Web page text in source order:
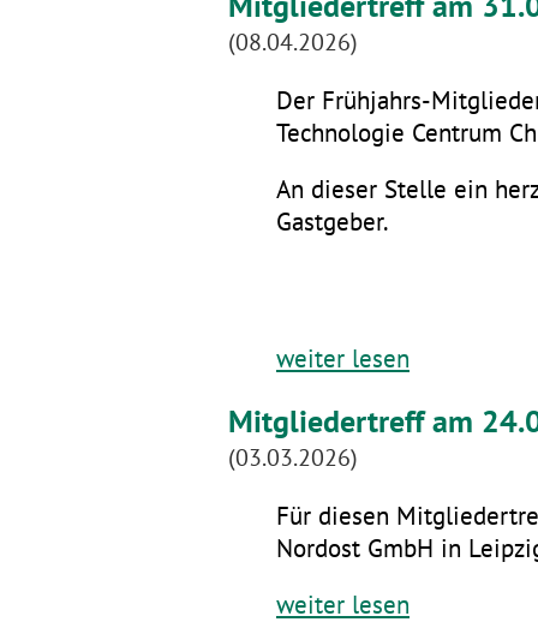
(08.04.2026)
Der Frühjahrs-
Technologie Centrum
An dieser Stelle ein
Gastgeber.
weiter lesen
Mitgliedertreff am
(03.03.2026)
Für diesen
Nordost GmbH in
weiter lesen